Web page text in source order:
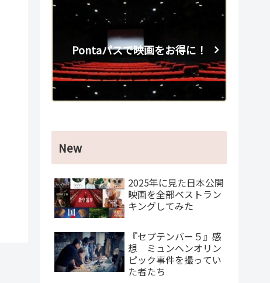
Pontaパスで映画をお得に！
New
2025年に見た日本公開
映画を全部ベストラン
キングしてみた
『セプテンバー５』感
想 ミュンヘンオリン
ピック事件を撮ってい
た者たち